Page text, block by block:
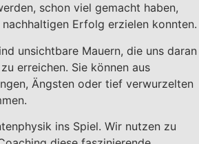
schon viel gemacht haben,
Erfolg erzielen konnten.
unsichtbare Mauern, die uns daran
erreichen. Sie können aus
Ängsten oder tief verwurzelten
ins Spiel. Wir nutzen zu